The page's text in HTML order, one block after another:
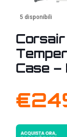
5 disponibili
Case –
€